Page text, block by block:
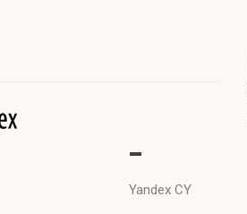
-
Yandex CY